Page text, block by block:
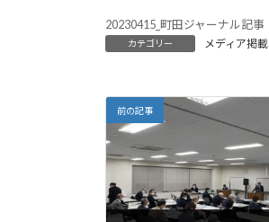
20230415_町田ジャーナル記事
カテゴリー メディア掲載
前の記事